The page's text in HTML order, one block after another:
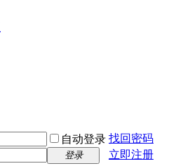
自动登录 找回密码
登录 立即注册